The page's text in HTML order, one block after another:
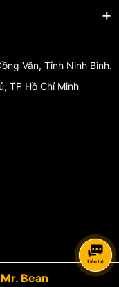
917 249
nhanh chóng
Văn, Tỉnh Ninh Bình.
TP Hồ Chí Minh
Mr. Bean